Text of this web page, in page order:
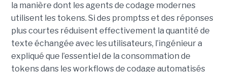
la manière dont les agents de codage modernes
utilisent les tokens. Si des promptss et des réponses
plus courtes réduisent effectivement la quantité de
texte échangée avec les utilisateurs, l’ingénieur a
expliqué que l’essentiel de la consommation de
tokens dans les workflows de codage automatisés